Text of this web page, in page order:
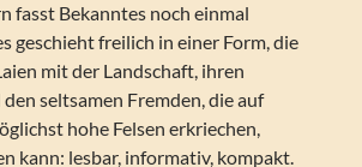
fasst Bekanntes noch einmal
geschieht freilich in einer Form, die
mit der Landschaft, ihren
seltsamen Fremden, die auf
hohe Felsen erkriechen,
kann: lesbar, informativ, kompakt.